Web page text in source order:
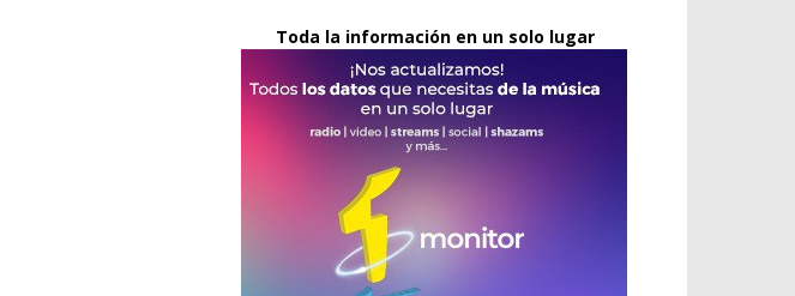
Toda la información en un solo lugar